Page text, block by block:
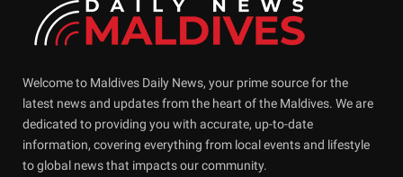
Welcome to Maldives Daily News, your prime source for the
latest news and updates from the heart of the Maldives. We are
dedicated to providing you with accurate, up-to-date
information, covering everything from local events and lifestyle
to global news that impacts our community.